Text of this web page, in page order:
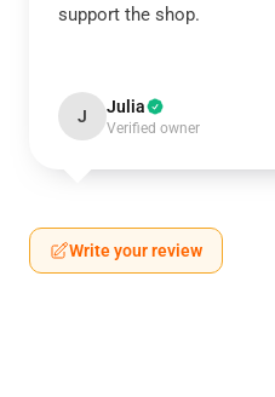
support the shop.
J Julia
Verified owner
Write your review